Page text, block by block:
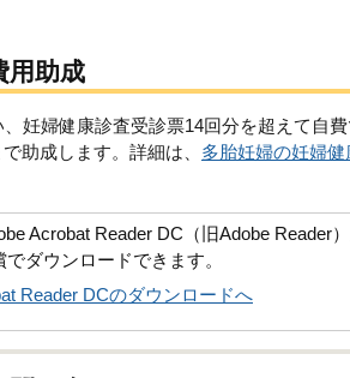
用助成
妊婦健康診査受診票14回分を超えて自
助成します。詳細は、 多胎妊婦の妊婦
Acrobat Reader DC（旧Adobe Reader）
ダウンロードできます。
Reader DCのダウンロードへ